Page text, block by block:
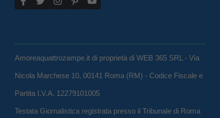
Amoreaquattrozampe.it di proprietà di WEB 365 SRL - Via
Nicola Marchese 10, 00141 Roma (RM) - Codice Fiscale e
Partita I.V.A. 12279101005
Testata Giornalistica registrata presso il Tribunale di Roma